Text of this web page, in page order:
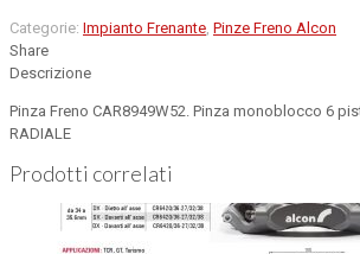
Categorie: Impianto Frenante Pinze Freno Alcon
Share
Descrizione
Pinza Freno CAR8949W52. Pinza monoblocco 6
RADIALE
Prodotti correlati